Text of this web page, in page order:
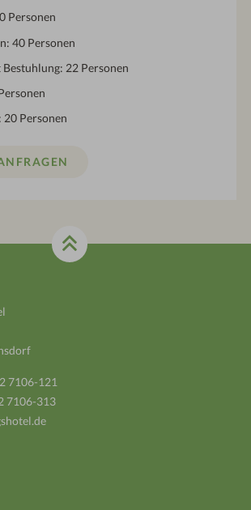
Personen
40 Personen
22 Personen
Personen
7106-121
7106-313